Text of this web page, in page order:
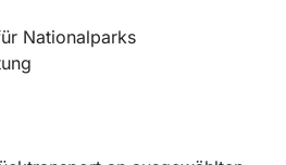
Nationalparks